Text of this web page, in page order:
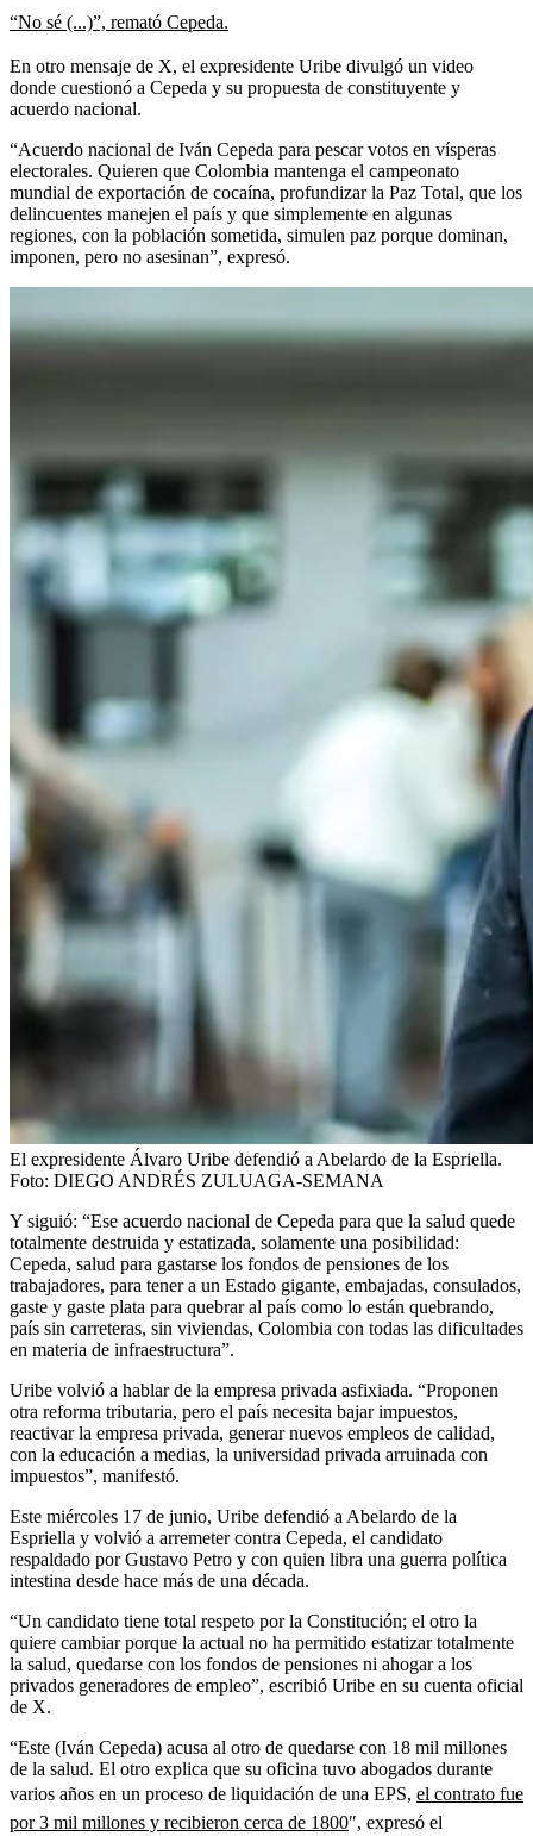
“No sé (...)”, remató Cepeda.
En otro mensaje de X, el expresidente Uribe divulgó un video
donde cuestionó a Cepeda y su propuesta de constituyente y
acuerdo nacional.
“Acuerdo nacional de Iván Cepeda para pescar votos en vísperas
electorales. Quieren que Colombia mantenga el campeonato
mundial de exportación de cocaína, profundizar la Paz Total, que los
delincuentes manejen el país y que simplemente en algunas
regiones, con la población sometida, simulen paz porque dominan,
imponen, pero no asesinan”, expresó.
El expresidente Álvaro Uribe defendió a Abelardo de la Espriella.
Foto: DIEGO ANDRÉS ZULUAGA-SEMANA
Y siguió: “Ese acuerdo nacional de Cepeda para que la salud quede
totalmente destruida y estatizada, solamente una posibilidad:
Cepeda, salud para gastarse los fondos de pensiones de los
trabajadores, para tener a un Estado gigante, embajadas, consulados,
gaste y gaste plata para quebrar al país como lo están quebrando,
país sin carreteras, sin viviendas, Colombia con todas las dificultades
en materia de infraestructura”.
Uribe volvió a hablar de la empresa privada asfixiada. “Proponen
otra reforma tributaria, pero el país necesita bajar impuestos,
reactivar la empresa privada, generar nuevos empleos de calidad,
con la educación a medias, la universidad privada arruinada con
impuestos”, manifestó.
Este miércoles 17 de junio, Uribe defendió a Abelardo de la
Espriella y volvió a arremeter contra Cepeda, el candidato
respaldado por Gustavo Petro y con quien libra una guerra política
intestina desde hace más de una década.
“Un candidato tiene total respeto por la Constitución; el otro la
quiere cambiar porque la actual no ha permitido estatizar totalmente
la salud, quedarse con los fondos de pensiones ni ahogar a los
privados generadores de empleo”, escribió Uribe en su cuenta oficial
de X.
“Este (Iván Cepeda) acusa al otro de quedarse con 18 mil millones
de la salud. El otro explica que su oficina tuvo abogados durante
varios años en un proceso de liquidación de una EPS, el contrato fue
por 3 mil millones y recibieron cerca de 1800″, expresó el